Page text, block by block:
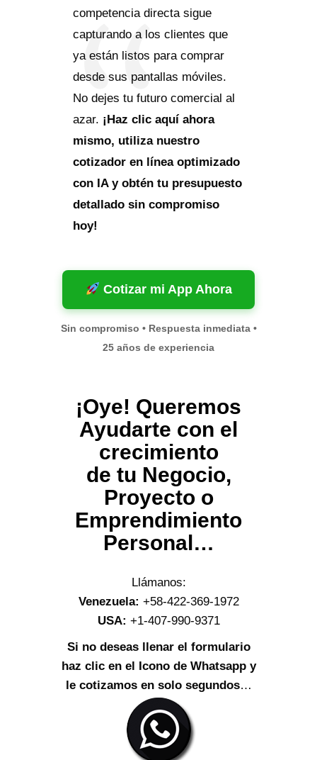
competencia directa sigue
capturando a los clientes que
ya están listos para comprar
desde sus pantallas móviles.
No dejes tu futuro comercial al
azar. ¡Haz clic aquí ahora
mismo, utiliza nuestro
cotizador en línea optimizado
con IA y obtén tu presupuesto
detallado sin compromiso
hoy!
Cotizar mi App Ahora
Sin compromiso • Respuesta inmediata •
25 años de experiencia
¡Oye! Queremos
Ayudarte con el
crecimiento
de tu Negocio,
Proyecto o
Emprendimiento
Personal…
Llámanos:
Venezuela: +58-422-369-1972
USA: +1-407-990-9371
Si no deseas llenar el formulario
haz clic en el Icono de Whatsapp y
le cotizamos en solo segundos…